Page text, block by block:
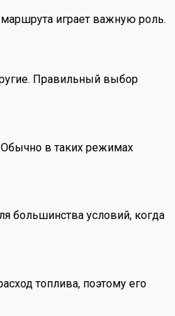
маршрута играет важную роль.
Правильный выбор
в таких режимах
большинства условий, когда
топлива, поэтому его